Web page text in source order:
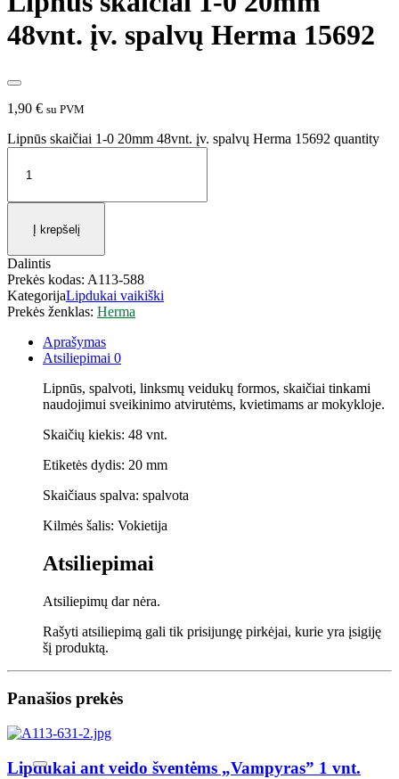
48vnt. įv. spalvų Herma 15692
1,90 € su PVM
Lipnūs skaičiai 1-0 20mm 48vnt. įv. spalvų Herma 15692 quantity
Į krepšelį
Dalintis
Prekės kodas: A113-588
KategorijaLipdukai vaikiški
Prekės ženklas: Herma
Aprašymas
Atsiliepimai 0
Lipnūs, spalvoti, linksmų veidukų formos, skaičiai tinkami
naudojimui sveikinimo atvirutėms, kvietimams ar mokykloje.
Skaičių kiekis: 48 vnt.
Etiketės dydis: 20 mm
Skaičiaus spalva: spalvota
Kilmės šalis: Vokietija
Atsiliepimai
Atsiliepimų dar nėra.
Rašyti atsiliepimą gali tik prisijungę pirkėjai, kurie yra įsigiję
šį produktą.
Panašios prekės
Lipdukai ant veido šventėms „Vampyras” 1 vnt.